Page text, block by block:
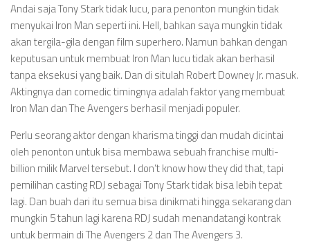
Andai saja Tony Stark tidak lucu, para penonton mungkin tidak
menyukai Iron Man seperti ini. Hell, bahkan saya mungkin tidak
akan tergila-gila dengan film superhero. Namun bahkan dengan
keputusan untuk membuat Iron Man lucu tidak akan berhasil
tanpa eksekusi yang baik. Dan di situlah Robert Downey Jr. masuk.
Aktingnya dan comedic timingnya adalah faktor yang membuat
Iron Man dan The Avengers berhasil menjadi populer.
Perlu seorang aktor dengan kharisma tinggi dan mudah dicintai
oleh penonton untuk bisa membawa sebuah franchise multi-
billion milik Marvel tersebut. I don’t know how they did that, tapi
pemilihan casting RDJ sebagai Tony Stark tidak bisa lebih tepat
lagi. Dan buah dari itu semua bisa dinikmati hingga sekarang dan
mungkin 5 tahun lagi karena RDJ sudah menandatangi kontrak
untuk bermain di The Avengers 2 dan The Avengers 3.